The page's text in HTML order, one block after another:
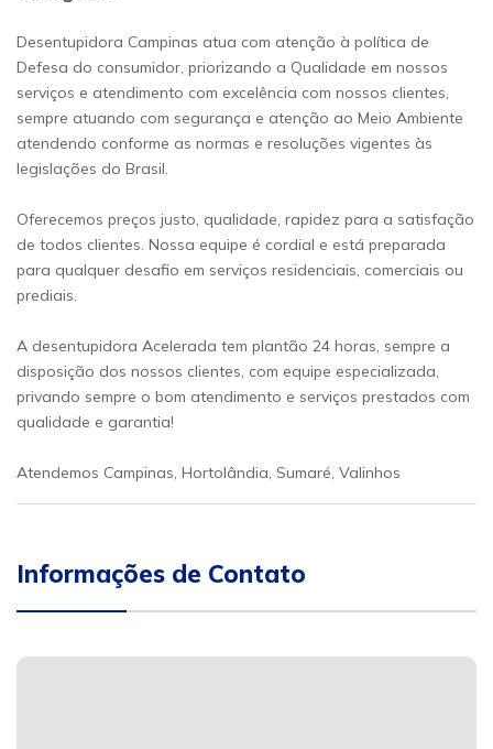
Desentupidora Campinas atua com atenção à política de
Defesa do consumidor, priorizando a Qualidade em nossos
serviços e atendimento com excelência com nossos clientes,
sempre atuando com segurança e atenção ao Meio Ambiente
atendendo conforme as normas e resoluções vigentes às
legislações do Brasil.
Oferecemos preços justo, qualidade, rapidez para a satisfação
de todos clientes. Nossa equipe é cordial e está preparada
para qualquer desafio em serviços residenciais, comerciais ou
prediais.
A desentupidora Acelerada tem plantão 24 horas, sempre a
disposição dos nossos clientes, com equipe especializada,
privando sempre o bom atendimento e serviços prestados com
qualidade e garantia!
Atendemos Campinas, Hortolândia, Sumaré, Valinhos
Informações de Contato